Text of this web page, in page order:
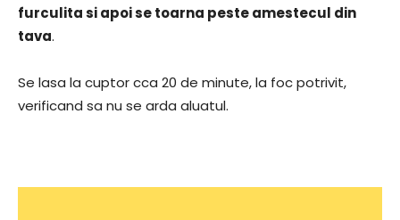
furculita si apoi se toarna peste amestecul din
tava.
Se lasa la cuptor cca 20 de minute, la foc potrivit,
verificand sa nu se arda aluatul.